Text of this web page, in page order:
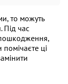
то можуть
Під час
ці